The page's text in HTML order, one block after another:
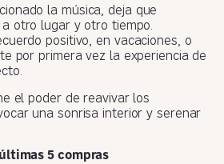
la música, deja que
otro lugar y otro tiempo.
positivo, en vacaciones, o
por primera vez la experiencia de
el poder de reavivar los
una sonrisa interior y serenar
5 compras